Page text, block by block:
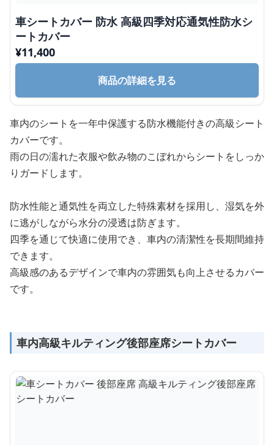
車シートカバー 防水 高級四季対応通気性防水シ
ートカバー
¥11,400
商品の詳細を見る
車内のシートを一年中保護する防水機能付きの高級シート
カバーです。
雨の日の濡れた衣服や飲み物のこぼれからシートをしっか
りガードします。
防水性能と通気性を両立した特殊素材を採用し、湿気を外
に逃がしながら水分の浸透は防ぎます。
四季を通じて快適に使用でき、車内の清潔性を長期間維持
できます。
高級感のあるデザインで車内の雰囲気も向上させるカバー
です。
車内高級キルティング後部座席シートカバー